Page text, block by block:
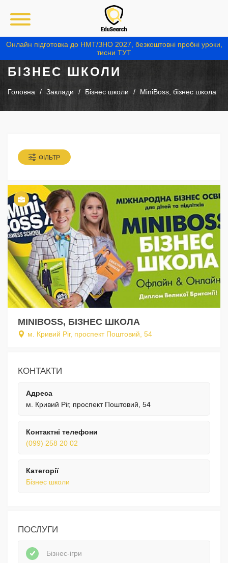
Онлайн підготовка до НМТ/ЗНО 2027, безкоштовні пробні уроки,
тисни ТУТ
БІЗНЕС ШКОЛИ
Головна Заклади Бізнес школи MiniBoss, бізнес школа
ФІЛЬТР
MINIBOSS, БІЗНЕС ШКОЛА
м. Кривий Ріг, проспект Поштовий, 54
КОНТАКТИ
Адреса
м. Кривий Ріг, проспект Поштовий, 54
Контактні телефони
(099) 258 20 02
Категорії
Бізнес школи
ПОСЛУГИ
Бізнес-ігри